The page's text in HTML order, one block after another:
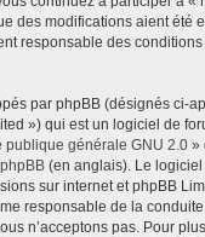
des modifications aient été
responsable des
par phpBB (désignés ci-
») qui est un logiciel de
publique générale GNU 2.0 »
(en anglais). Le logiciel
sur internet et phpBB
responsable de la
n’acceptons pas. Pour